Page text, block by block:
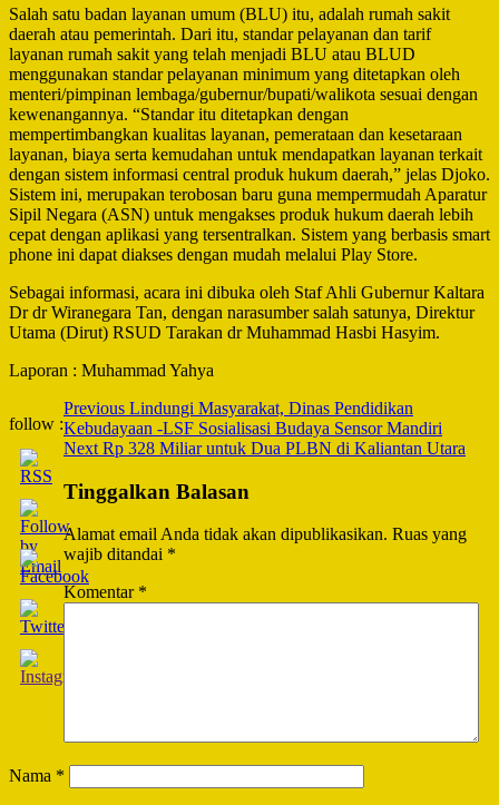
Salah satu badan layanan umum (BLU) itu, adalah rumah sakit
daerah atau pemerintah. Dari itu, standar pelayanan dan tarif
layanan rumah sakit yang telah menjadi BLU atau BLUD
menggunakan standar pelayanan minimum yang ditetapkan oleh
menteri/pimpinan lembaga/gubernur/bupati/walikota sesuai dengan
kewenangannya. “Standar itu ditetapkan dengan
mempertimbangkan kualitas layanan, pemerataan dan kesetaraan
layanan, biaya serta kemudahan untuk mendapatkan layanan terkait
dengan sistem informasi central produk hukum daerah,” jelas Djoko.
Sistem ini, merupakan terobosan baru guna mempermudah Aparatur
Sipil Negara (ASN) untuk mengakses produk hukum daerah lebih
cepat dengan aplikasi yang tersentralkan. Sistem yang berbasis smart
phone ini dapat diakses dengan mudah melalui Play Store.
Sebagai informasi, acara ini dibuka oleh Staf Ahli Gubernur Kaltara
Dr dr Wiranegara Tan, dengan narasumber salah satunya, Direktur
Utama (Dirut) RSUD Tarakan dr Muhammad Hasbi Hasyim.
Laporan : Muhammad Yahya
follow :
Post
Navigation
Previous Lindungi Masyarakat, Dinas Pendidikan
Kebudayaan -LSF Sosialisasi Budaya Sensor Mandiri
Next Rp 328 Miliar untuk Dua PLBN di Kaliantan Utara
Tinggalkan Balasan
Alamat email Anda tidak akan dipublikasikan. Ruas yang
wajib ditandai *
Komentar *
Nama *